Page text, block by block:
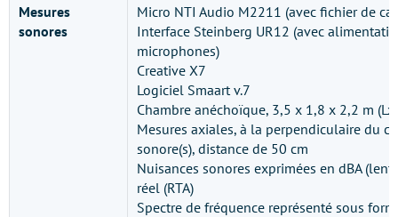
Mesures
sonores
Micro NTI Audio M2211 (avec fichier de
Interface Steinberg UR12 (avec
microphones)
Creative X7
Logiciel Smaart v.7
Chambre anéchoïque, 3,5 x 1,8 x 2,2 m
Mesures axiales, à la perpendiculaire du
sonore(s), distance de 50 cm
Nuisances sonores exprimées en dBA
réel (RTA)
Spectre de fréquence représenté sous